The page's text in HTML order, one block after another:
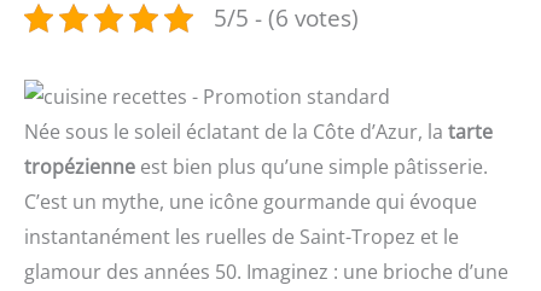
5/5 - (6 votes)
Née sous le soleil éclatant de la Côte d’Azur, la tarte
tropézienne est bien plus qu’une simple pâtisserie.
C’est un mythe, une icône gourmande qui évoque
instantanément les ruelles de Saint-Tropez et le
glamour des années 50. Imaginez : une brioche d’une